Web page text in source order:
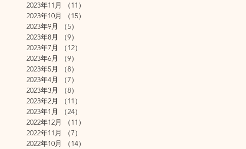
2023年11月
（11）
2023年10月
（15）
2023年9月
（5）
2023年8月
（9）
2023年7月
（12）
2023年6月
（9）
2023年5月
（8）
2023年4月
（7）
2023年3月
（8）
2023年2月
（11）
2023年1月
（24）
2022年12月
（11）
2022年11月
（7）
2022年10月
（14）